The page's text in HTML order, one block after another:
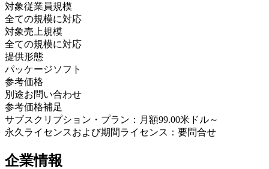
対象従業員規模
全ての規模に対応
対象売上規模
全ての規模に対応
提供形態
パッケージソフト
参考価格
別途お問い合わせ
参考価格補足
サブスクリプション・プラン：月額99.00米ドル～
永久ライセンスおよび期間ライセンス：要問合せ
企業情報